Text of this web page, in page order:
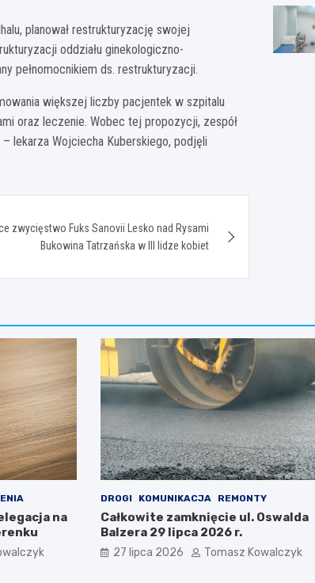
planował restrukturyzację swojej
oddziału ginekologiczno-
pełnomocnikiem ds. restrukturyzacji.
większej liczby pacjentek w szpitalu
oraz leczenie. Wobec tej propozycji, zespół
lekarza Wojciecha Kuberskiego, podjęli
zwycięstwo Fuks Sanovii Lesko nad Rysami
Bukowina Tatrzańska w III lidze kobiet
na
DROGI KOMUNIKACJA REMONTY
Całkowite zamknięcie ul. Oswalda
Balzera 29 lipca 2026 r.
27 lipca 2026 Tomasz Kowalczyk